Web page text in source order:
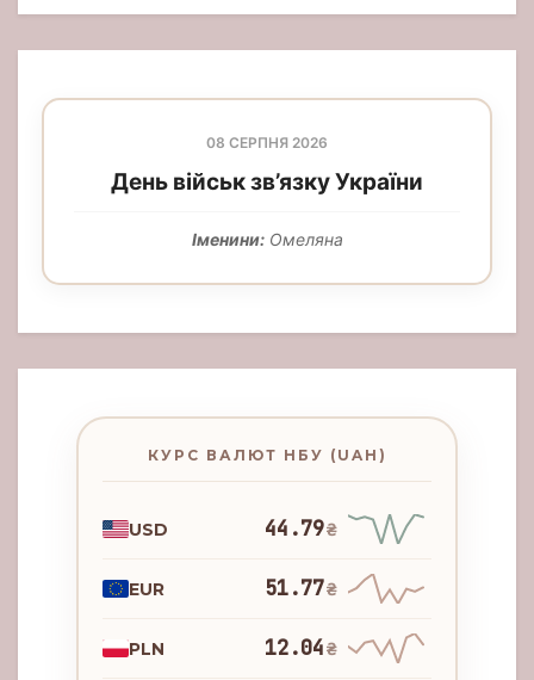
08 СЕРПНЯ 2026
День військ зв’язку України
Іменини:Омеляна
КУРС ВАЛЮТ НБУ (UAH)
USD 44.79₴
EUR 51.77₴
PLN 12.04₴